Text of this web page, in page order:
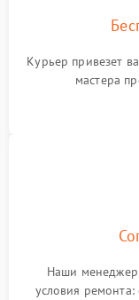
Курьер привезет
мастера
Наши
условия